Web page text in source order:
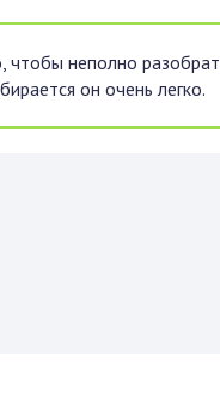
чтобы неполно
он очень легко.